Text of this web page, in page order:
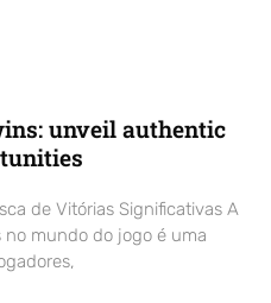
unveil authentic
de Vitórias Significativas A
no mundo do jogo é uma